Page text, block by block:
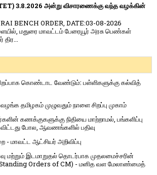
(TET) 3.8.2026 அன்று விசாரணைக்கு வந்த வழக்கின்
BENCH ORDER, DATE:03-08-2026
மதுரை மாவட்டம் பேரையூர் அரசு பெண்கள்
திர...
கொண்டாட வேண்டும்: பள்ளிகளுக்கு கல்வித்
வழங்க தமிழகம் முழுவதும் நாளை சிறப்பு முகாம்
கணக்குகளுக்கு நிதியை மாற்றாமல், பங்களிப்பு
போல, ஆவணங்களில் பதிவு
- மாவட்ட ஆட்சியர் அறிவிப்பு
மற்றும் இடமாறுதல் தொடர்பாக முதலமைச்சரின்
Orders of CM) - மனித வள மேலாண்மைத்